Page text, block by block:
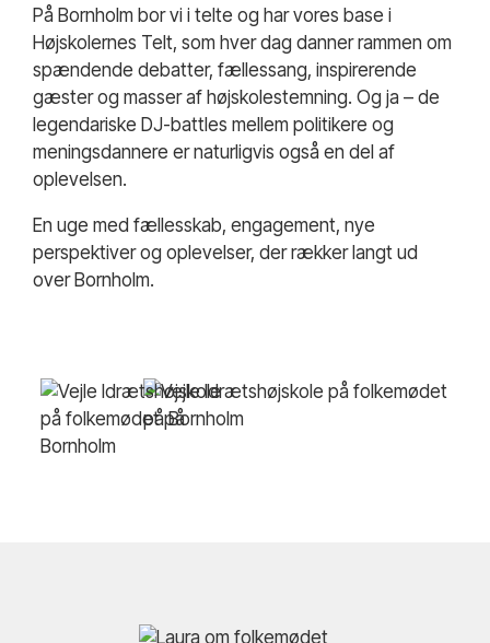
På Bornholm bor vi i telte og har vores base i
Højskolernes Telt, som hver dag danner rammen om
spændende debatter, fællessang, inspirerende
gæster og masser af højskolestemning. Og ja – de
legendariske DJ-battles mellem politikere og
meningsdannere er naturligvis også en del af
oplevelsen.
En uge med fællesskab, engagement, nye
perspektiver og oplevelser, der rækker langt ud
over Bornholm.